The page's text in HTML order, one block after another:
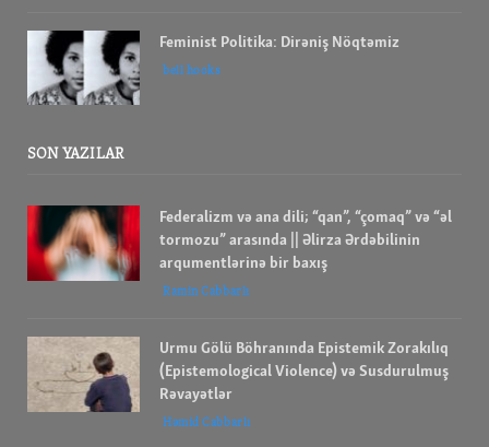
Feminist Politika: Dirəniş Nöqtəmiz
bell hooks
SON YAZILAR
Federalizm və ana dili; “qan”, “çomaq” və “əl
tormozu” arasında || Əlirza Ərdəbilinin
arqumentlərinə bir baxış
Ramin Cabbarlı
Urmu Gölü Böhranında Epistemik Zorakılıq
(Epistemological Violence) və Susdurulmuş
Rəvayətlər
Həmid Cabbarlı